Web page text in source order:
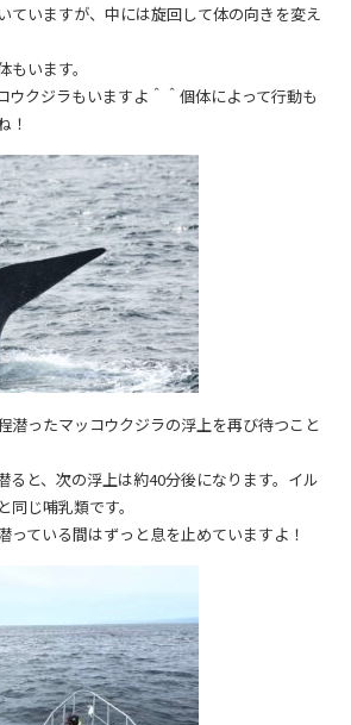
ていますが、中には旋回して体の向きを変え
います。
ウクジラもいますよ＾＾個体によって行動も
！
潜ったマッコウクジラの浮上を再び待つこと
ると、次の浮上は約40分後になります。イル
じ哺乳類です。
っている間はずっと息を止めていますよ！